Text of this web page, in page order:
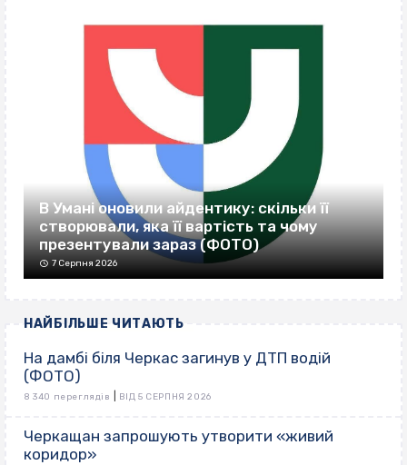
В Умані оновили айдентику: скільки її
створювали, яка її вартість та чому
презентували зараз (ФОТО)
7 Серпня 2026
НАЙБІЛЬШЕ ЧИТАЮТЬ
На дамбі біля Черкас загинув у ДТП водій
(ФОТО)
8 340 переглядів ВІД 5 СЕРПНЯ 2026
Черкащан запрошують утворити «живий
коридор»